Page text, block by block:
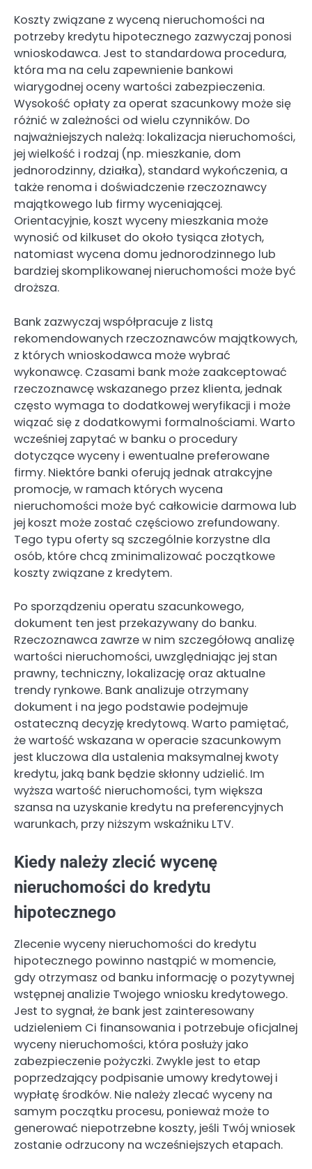
Koszty związane z wyceną nieruchomości na
potrzeby kredytu hipotecznego zazwyczaj ponosi
wnioskodawca. Jest to standardowa procedura,
która ma na celu zapewnienie bankowi
wiarygodnej oceny wartości zabezpieczenia.
Wysokość opłaty za operat szacunkowy może się
różnić w zależności od wielu czynników. Do
najważniejszych należą: lokalizacja nieruchomości,
jej wielkość i rodzaj (np. mieszkanie, dom
jednorodzinny, działka), standard wykończenia, a
także renoma i doświadczenie rzeczoznawcy
majątkowego lub firmy wyceniającej.
Orientacyjnie, koszt wyceny mieszkania może
wynosić od kilkuset do około tysiąca złotych,
natomiast wycena domu jednorodzinnego lub
bardziej skomplikowanej nieruchomości może być
droższa.
Bank zazwyczaj współpracuje z listą
rekomendowanych rzeczoznawców majątkowych,
z których wnioskodawca może wybrać
wykonawcę. Czasami bank może zaakceptować
rzeczoznawcę wskazanego przez klienta, jednak
często wymaga to dodatkowej weryfikacji i może
wiązać się z dodatkowymi formalnościami. Warto
wcześniej zapytać w banku o procedury
dotyczące wyceny i ewentualne preferowane
firmy. Niektóre banki oferują jednak atrakcyjne
promocje, w ramach których wycena
nieruchomości może być całkowicie darmowa lub
jej koszt może zostać częściowo zrefundowany.
Tego typu oferty są szczególnie korzystne dla
osób, które chcą zminimalizować początkowe
koszty związane z kredytem.
Po sporządzeniu operatu szacunkowego,
dokument ten jest przekazywany do banku.
Rzeczoznawca zawrze w nim szczegółową analizę
wartości nieruchomości, uwzględniając jej stan
prawny, techniczny, lokalizację oraz aktualne
trendy rynkowe. Bank analizuje otrzymany
dokument i na jego podstawie podejmuje
ostateczną decyzję kredytową. Warto pamiętać,
że wartość wskazana w operacie szacunkowym
jest kluczowa dla ustalenia maksymalnej kwoty
kredytu, jaką bank będzie skłonny udzielić. Im
wyższa wartość nieruchomości, tym większa
szansa na uzyskanie kredytu na preferencyjnych
warunkach, przy niższym wskaźniku LTV.
Kiedy należy zlecić wycenę
nieruchomości do kredytu
hipotecznego
Zlecenie wyceny nieruchomości do kredytu
hipotecznego powinno nastąpić w momencie,
gdy otrzymasz od banku informację o pozytywnej
wstępnej analizie Twojego wniosku kredytowego.
Jest to sygnał, że bank jest zainteresowany
udzieleniem Ci finansowania i potrzebuje oficjalnej
wyceny nieruchomości, która posłuży jako
zabezpieczenie pożyczki. Zwykle jest to etap
poprzedzający podpisanie umowy kredytowej i
wypłatę środków. Nie należy zlecać wyceny na
samym początku procesu, ponieważ może to
generować niepotrzebne koszty, jeśli Twój wniosek
zostanie odrzucony na wcześniejszych etapach.